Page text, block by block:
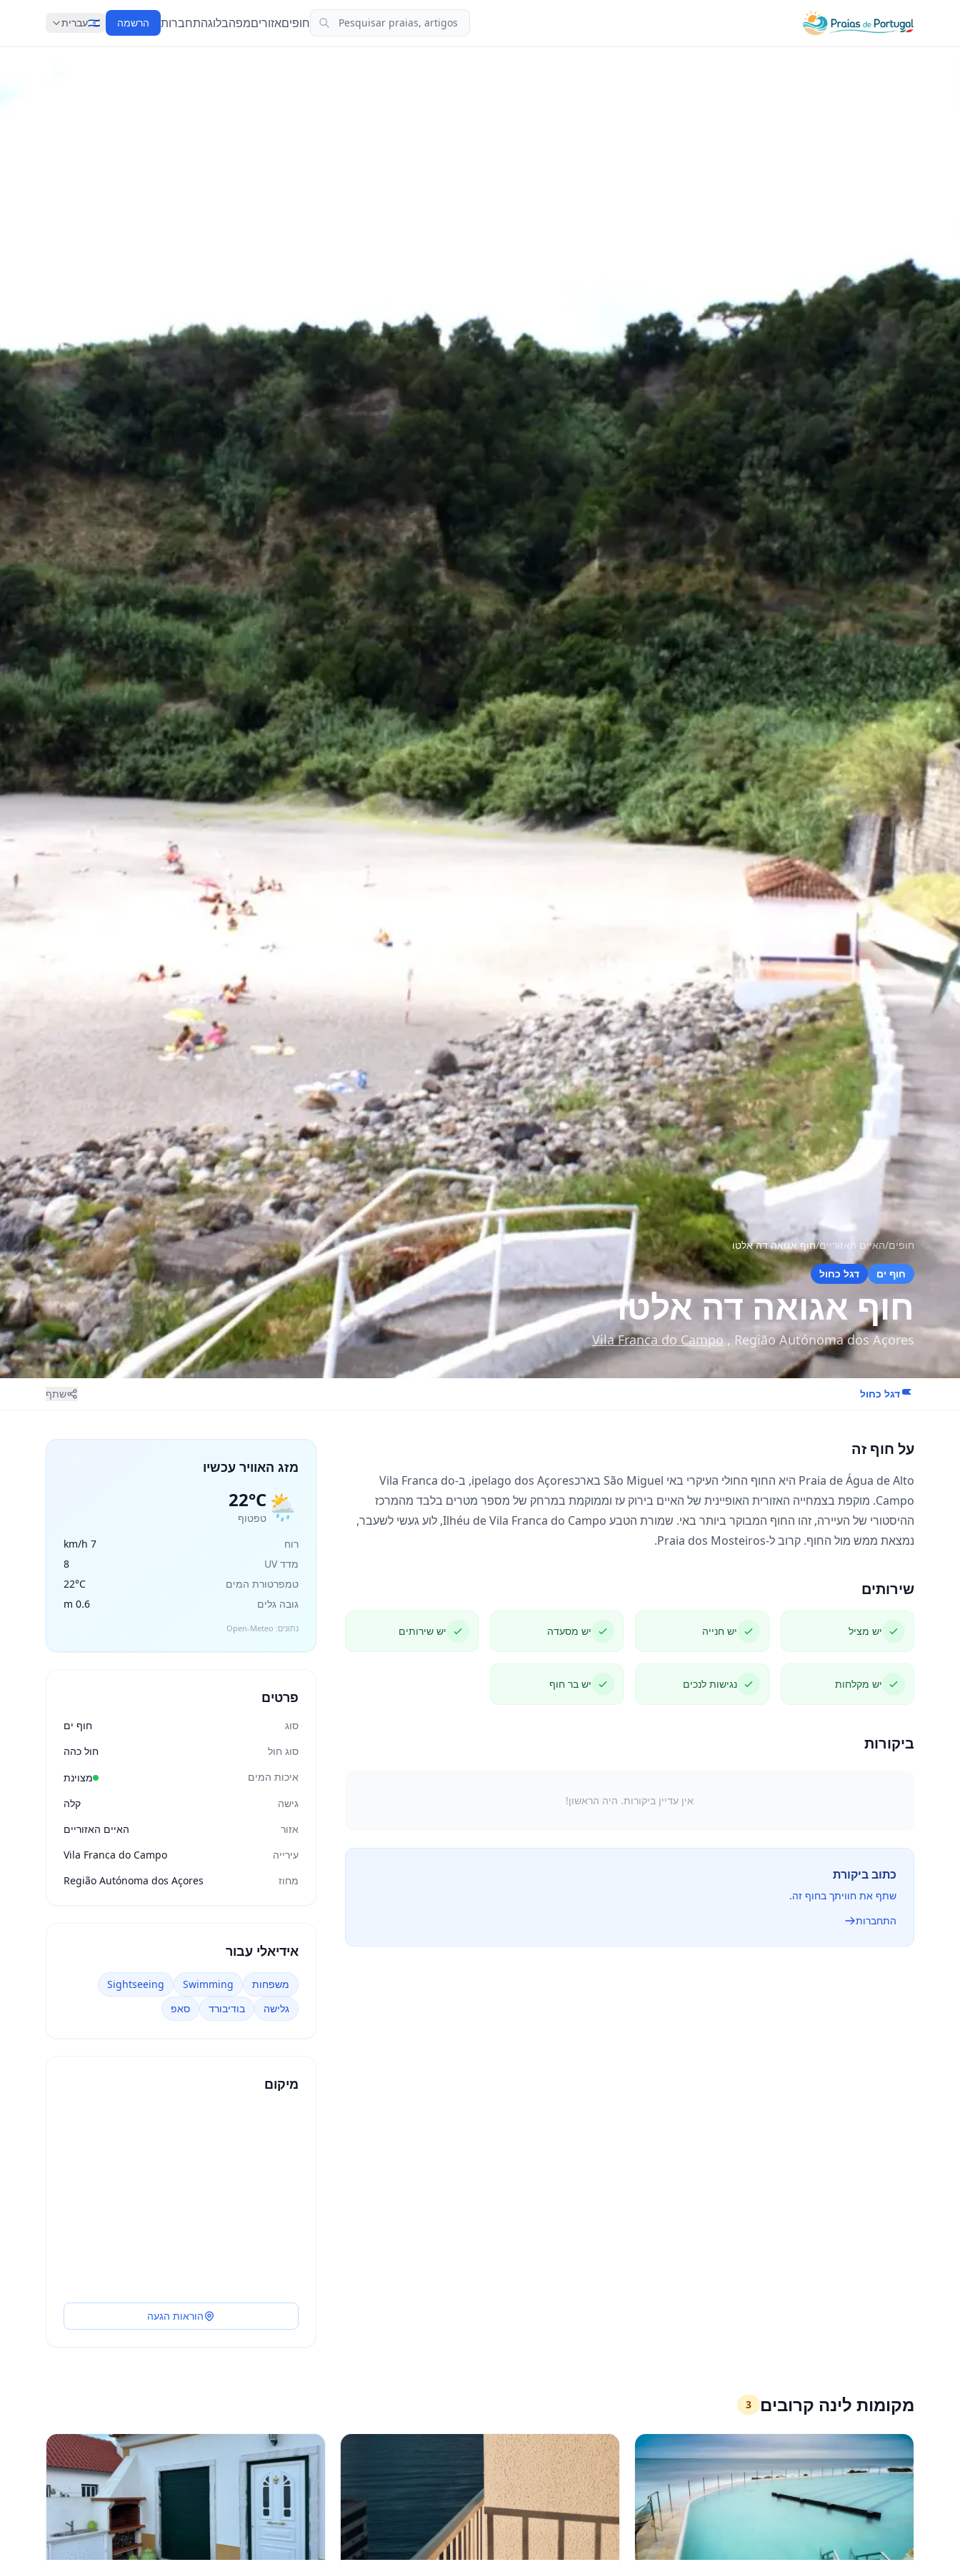
חופיםאזוריםמפהבלוגהתחברות הרשמה 🇮🇱עברית
חופים/האיים האזוריים/חוף אגואה דה אלטו
חוף ים דגל כחול
חוף אגואה דה אלטו
Vila Franca do Campo, Região Autónoma dos Açores
דגל כחול שתף
על חוף זה
Praia de Água de Alto היא החוף החולי העיקרי באי São Miguel בארכipelago dos Açores, ב-Vila Franca do
Campo. מוקפת בצמחייה האזורית האופיינית של האיים בירוק עז וממוקמת במרחק של מספר מטרים בלבד מהמרכז
ההיסטורי של העיירה, זהו החוף המבוקר ביותר באי. שמורת הטבע Ilhéu de Vila Franca do Campo, לוע געשי לשעבר,
נמצאת ממש מול החוף. קרוב ל-Praia dos Mosteiros
.
שירותים
יש מציל יש חנייה יש מסעדה יש שירותים
יש מקלחות נגישות לנכים יש בר חוף
ביקורות
אין עדיין ביקורות. היה הראשון!
כתוב ביקורת
שתף את חוויתך בחוף זה.
התחברות
מזג האוויר עכשיו
🌦️
22°C
טפטוף
רוח
7 km/h
מדד UV
8
טמפרטורת המים
22°C
גובה גלים
0.6 m
נתונים: Open-Meteo
פרטים
סוג
חוף ים
סוג חול
חול כהה
איכות המים
מצוינת
גישה
קלה
אזור
האיים האזוריים
עירייה
Vila Franca do Campo
מחוז
Região Autónoma dos Açores
אידיאלי עבור
משפחות Swimming
Sightseeing
גלישה
בודיבורד סאפ
מיקום
הוראות הגעה
מקומות לינה קרובים 3